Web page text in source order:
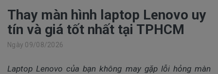
Thay màn hình laptop Lenovo uy
tín và giá tốt nhất tại TPHCM
Ngày 09/08/2026
Laptop Lenovo của bạn không may gặp lỗi hỏng màn